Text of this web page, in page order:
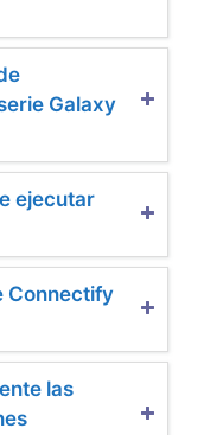
Galaxy
ejecutar
Connectify
las